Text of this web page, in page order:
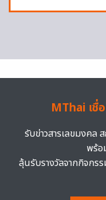
MThai เชื่
รับข่าวสารเลขมงคล
พร้อ
ลุ้นรับรางวัลจากกิจกร